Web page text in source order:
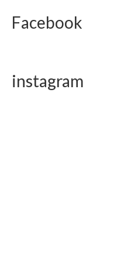
Facebook
instagram